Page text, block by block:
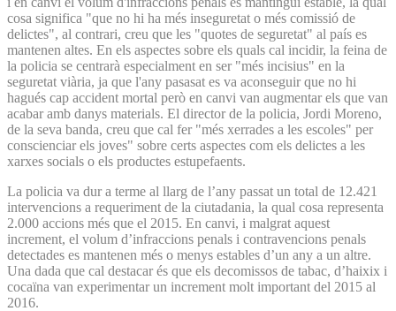
cosa significa "que no hi ha més inseguretat o més comissió de
delictes", al contrari, creu que les "quotes de seguretat" al país es
mantenen altes. En els aspectes sobre els quals cal incidir, la feina de
la policia se centrarà especialment en ser "més incisius" en la
seguretat viària, ja que l'any pasasat es va aconseguir que no hi
hagués cap accident mortal però en canvi van augmentar els que van
acabar amb danys materials. El director de la policia, Jordi Moreno,
de la seva banda, creu que cal fer "més xerrades a les escoles" per
conscienciar els joves" sobre certs aspectes com els delictes a les
xarxes socials o els productes estupefaents.
La policia va dur a terme al llarg de l’any passat un total de 12.421
intervencions a requeriment de la ciutadania, la qual cosa representa
2.000 accions més que el 2015. En canvi, i malgrat aquest
increment, el volum d’infraccions penals i contravencions penals
detectades es mantenen més o menys estables d’un any a un altre.
Una dada que cal destacar és que els decomissos de tabac, d’haixix i
cocaïna van experimentar un increment molt important del 2015 al
2016.